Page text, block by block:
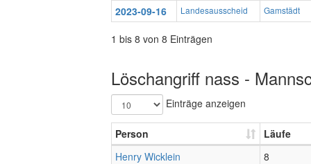
2023-09-16 Landesausscheid Gamstädt
1 bis 8 von 8 Einträgen
Löschangriff nass -
Einträge anzeigen
Person
Läufe
Henry Wicklein
8